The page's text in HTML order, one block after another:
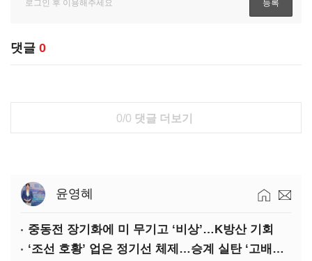
댓글 0
0/0 댓글 더보기
윤영혜
중동전 장기화에 미 무기고 ‘비상’…K방산 기회
‘조선 호황’ 업은 정기선 체제…승계 실탄 ‘고배당’ 주목